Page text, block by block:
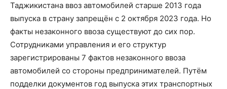
Таджикистана ввоз автомобилей старше 2013 года
выпуска в страну запрещён с 2 октября 2023 года. Но
факты незаконного ввоза существуют до сих пор.
Сотрудниками управления и его структур
зарегистрированы 7 фактов незаконного ввоза
автомобилей со стороны предпринимателей. Путём
подделки документов год выпуска этих транспортных